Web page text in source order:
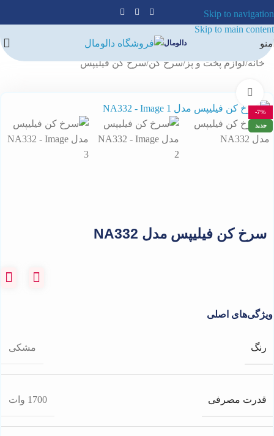
Skip to navigation
Skip to main content
منو
دالومال
خانه/لوازم پخت و پز/سرخ کن/سرخ کن فیلیپس
-7%
جدید
سرخ کن فیلیپس مدل NA332
ویژگی‌های اصلی
رنگ مشکی
قدرت مصرفی 1700 وات